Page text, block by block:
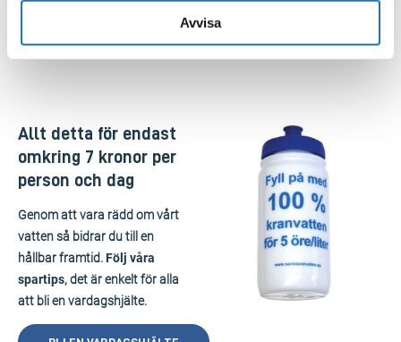
Avvisa
* baserat på en förbrukning på 140 liter per person och dygn.
Allt detta för endast
omkring 7 kronor per
person och dag
Genom att vara rädd om vårt
vatten så bidrar du till en
hållbar framtid.Följ våra
spartips, det är enkelt för alla
att bli en vardagshjälte.